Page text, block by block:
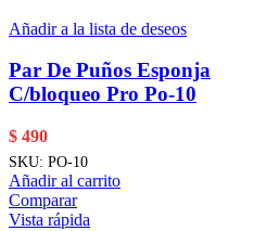
Añadir a la lista de deseos
Par De Puños Esponja
C/bloqueo Pro Po-10
$ 490
SKU: PO-10
Añadir al carrito
Comparar
Vista rápida